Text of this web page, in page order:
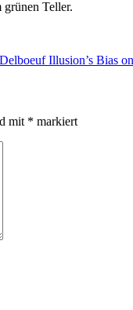
grünen Teller.
Illusion’s Bias
mit * markiert